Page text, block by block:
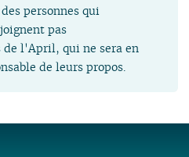
personnes qui
pas
de l'April, qui ne sera en
de leurs propos.